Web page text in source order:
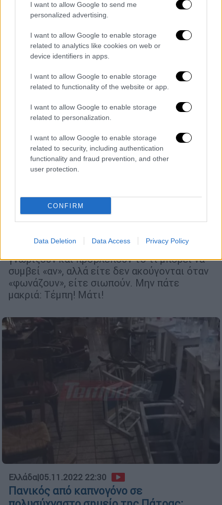
I want to allow Google to send me
personalized advertising.
I want to allow Google to enable storage
related to analytics like cookies on web or
device identifiers in apps.
I want to allow Google to enable storage
related to functionality of the website or app.
I want to allow Google to enable storage
related to personalization.
I want to allow Google to enable storage
related to security, including authentication
functionality and fraud prevention, and other
user protection.
CONFIRM
Data Deletion Data Access Privacy Policy
ανθρώπους...
Τα λέγαμε εμείς: 5 πολύνεκρες
καταστροφές που έμειναν στην Ιστορία
Tραγικό είναι το αποτέλεσμα, όταν πολλοί
γνωρίζουν και προβλέπουν το τι μπορεί να
συμβεί «αν», αλλά είτε δεν ακούγονται όταν
«φωνάζουν», είτε σιωπούν. Μην πάτε
μακριά: Τέμπη! Μάτι!
Ελλάδα|05.11.2022 22:30
Πανικός από καπνογόνο σε